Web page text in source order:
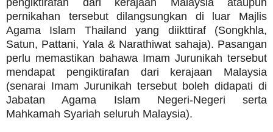
pernikahan tersebut dilangsungkan di luar Majlis
Agama Islam Thailand yang diikttiraf (Songkhla,
Satun, Pattani, Yala & Narathiwat sahaja). Pasangan
perlu memastikan bahawa Imam Jurunikah tersebut
mendapat pengiktirafan dari kerajaan Malaysia
(senarai Imam Jurunikah tersebut boleh didapati di
Jabatan Agama Islam Negeri-Negeri serta
Mahkamah Syariah seluruh Malaysia).